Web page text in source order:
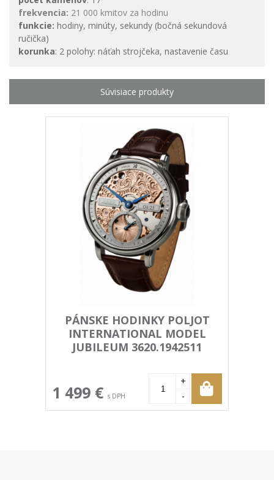
frekvencia: 21 000 kmitov za hodinu
funkcie: hodiny, minúty, sekundy (bočná sekundová
ručička)
korunka: 2 polohy: náťah strojčeka, nastavenie času
PÁNSKE HODINKY POLJOT
INTERNATIONAL MODEL
JUBILEUM 3620.1942511
1 499 € s DPH -
+